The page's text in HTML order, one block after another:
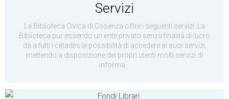
Servizi
La Biblioteca Civica di Cosenza offre i seguenti servizi: La
Biblioteca pur essendo un ente privato senza finalità di lucro
dà a tutti i cittadini la possibilità di accedere ai suoi servizi,
mettendo a disposizione dei propri utenti molti servizi di
informa...